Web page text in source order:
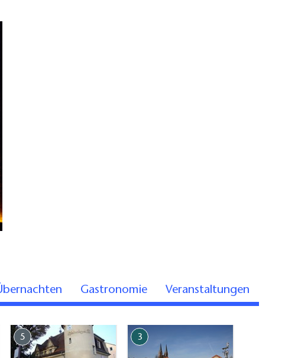
Übernachten Gastronomie Veranstaltungen
5 3